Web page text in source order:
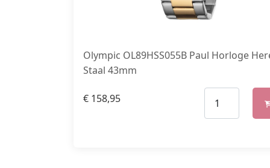
Olympic OL89HSS055B Paul Horloge
Staal 43mm
€ 158,95